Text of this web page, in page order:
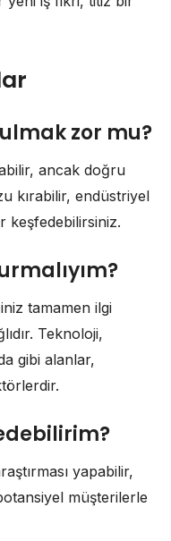
zor mu?
ancak doğru
kırabilir, endüstriyel
keşfedebilirsiniz.
tamamen ilgi
Teknoloji,
gibi alanlar,
yapabilir,
müşterilerle